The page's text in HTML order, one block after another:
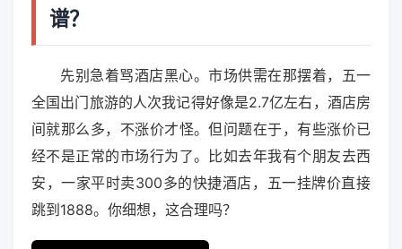
谱？
先别急着骂酒店黑心。市场供需在那摆着，五一
全国出门旅游的人次我记得好像是2.7亿左右，酒店房
间就那么多，不涨价才怪。但问题在于，有些涨价已
经不是正常的市场行为了。比如去年我有个朋友去西
安，一家平时卖300多的快捷酒店，五一挂牌价直接
跳到1888。你细想，这合理吗？